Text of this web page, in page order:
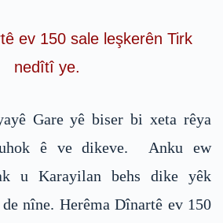
ev 150 sale leşkerên Tirk
nedîtî ye.
Gare yê biser bi xeta rêya
ê ve dikeve. Anku ew
u Karayilan behs dike yêk
nîne. Herêma Dînartê ev 150